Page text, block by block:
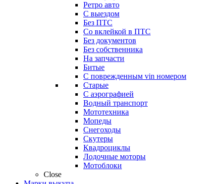
Ретро авто
С выездом
Без ПТС
Со вклейкой в ПТС
Без документов
Без собственника
На запчасти
Битые
С поврежденным vin номером
Старые
С аэрографией
Водный транспорт
Мототехника
Мопеды
Снегоходы
Скутеры
Квадроциклы
Лодочные моторы
Мотоблоки
Close